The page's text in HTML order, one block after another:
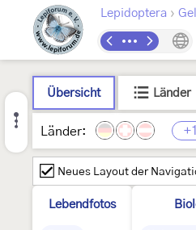
Lepidoptera ›
Übersicht Länder
Länder: +1
Neues Layout der
Lebendfotos